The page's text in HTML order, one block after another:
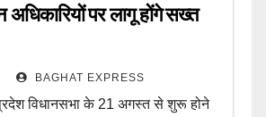
पर लागू होंगे सख्त
BAGHAT EXPRESS
विधानसभा के 21 अगस्त से शुरू होने